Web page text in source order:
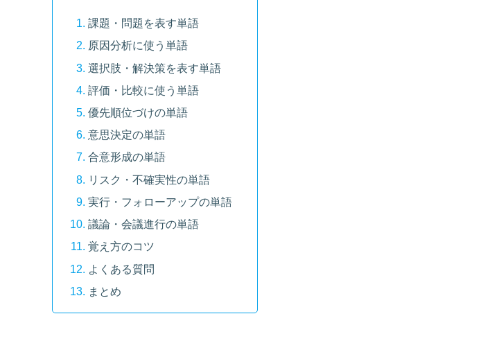
課題・問題を表す単語
原因分析に使う単語
選択肢・解決策を表す単語
評価・比較に使う単語
優先順位づけの単語
意思決定の単語
合意形成の単語
リスク・不確実性の単語
実行・フォローアップの単語
議論・会議進行の単語
覚え方のコツ
よくある質問
まとめ